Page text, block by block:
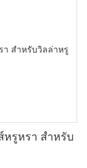
หรูหรา สำหรับ